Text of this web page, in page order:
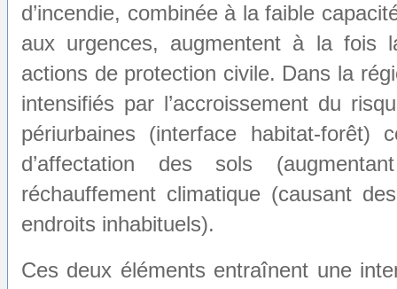
d’incendie, combinée à la faible
aux urgences, augmentent à la fois
actions de protection civile. Dans la
intensifiés par l’accroissement du
périurbaines (interface habitat-forêt)
d’affectation des sols
réchauffement climatique (causant
endroits inhabituels).
Ces deux éléments entraînent une